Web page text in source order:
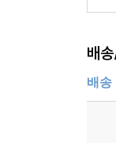
배
배송